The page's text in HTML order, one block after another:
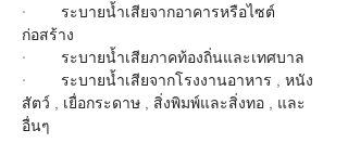
·        ระบายน้ำเสียจากอาคารหรือไซต์
ก่อสร้าง
·        ระบายน้ำเสียภาคท้องถิ่นและเทศบาล
·        ระบายน้ำเสียจากโรงงานอาหาร , หนัง
สัตว์ , เยื่อกระดาษ , สิ่งพิมพ์และสิ่งทอ , และ
อื่นๆ